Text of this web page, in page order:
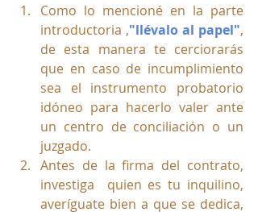
Como lo mencioné en la parte
introductoria ,"llévalo al papel",
de esta manera te cerciorarás
que en caso de incumplimiento
sea el instrumento probatorio
idóneo para hacerlo valer ante
un centro de conciliación o un
juzgado.
Antes de la firma del contrato,
investiga  quien es tu inquilino,
averíguate bien a que se dedica,